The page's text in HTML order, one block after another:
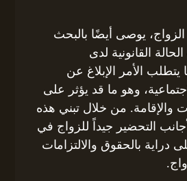
يوصى أيضًا بالبحث
القانونية لدى
يتطلب الأمر الإبلاغ عن
وهو ما قد يؤثر على
والإقامة. من خلال تبني هذه
التحضير جيداً للزواج في
دراية بالحقوق والالتزامات